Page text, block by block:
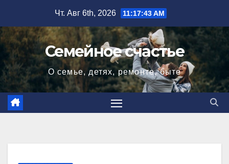
содержимому
Чт. Авг 6th, 2026 11:17:44 AM
Семейное счастье
О семье, детях, ремонте, быте